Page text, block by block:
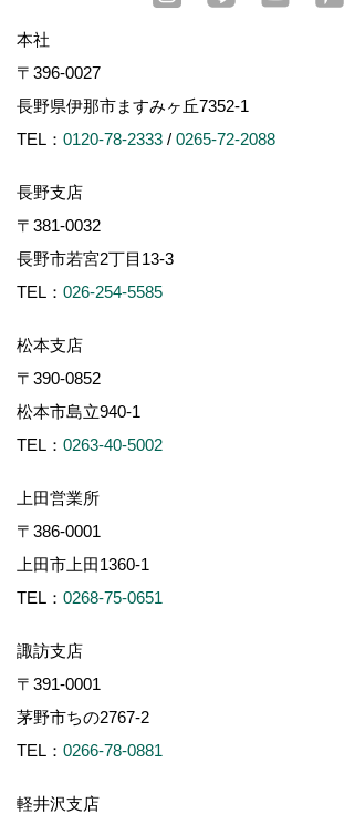
本社
〒396-0027
長野県伊那市ますみヶ丘7352-1
TEL： 0120-78-2333 / 0265-72-2088
長野支店
〒381-0032
長野市若宮2丁目13-3
TEL： 026-254-5585
松本支店
〒390-0852
松本市島立940-1
TEL： 0263-40-5002
上田営業所
〒386-0001
上田市上田1360-1
TEL： 0268-75-0651
諏訪支店
〒391-0001
茅野市ちの2767-2
TEL： 0266-78-0881
軽井沢支店